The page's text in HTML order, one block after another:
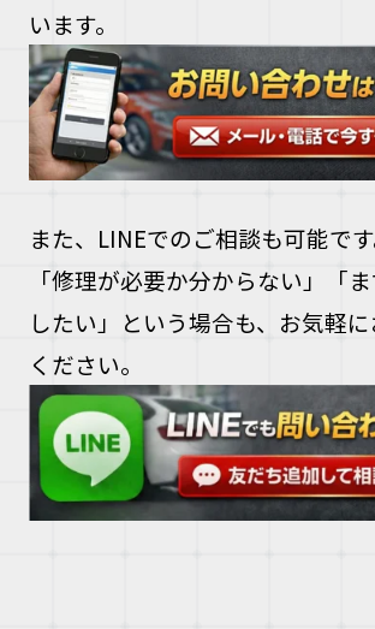
います。
また、LINEでのご相談も可能です
「修理が必要か分からない」「
したい」という場合も、お気軽
ください。